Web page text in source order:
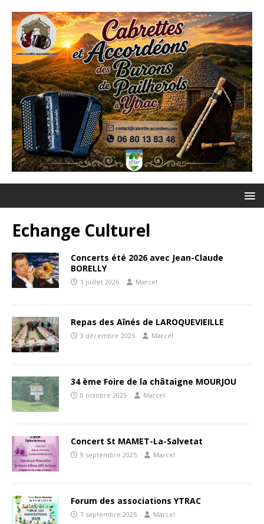
Echange Culturel
Concerts été 2026 avec Jean-Claude
BORELLY
1 juillet 2026 Marcel
Repas des Aînés de LAROQUEVIEILLE
3 décembre 2025 Marcel
34 ème Foire de la châtaigne MOURJOU
8 octobre 2025 Marcel
Concert St MAMET-La-Salvetat
9 septembre 2025 Marcel
Forum des associations YTRAC
7 septembre 2025 Marcel